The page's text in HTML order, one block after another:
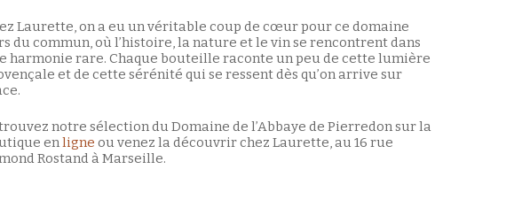
Laurette, on a eu un véritable coup de cœur pour ce domaine
du commun, où l’histoire, la nature et le vin se rencontrent dans
harmonie rare. Chaque bouteille raconte un peu de cette lumière
et de cette sérénité qui se ressent dès qu’on arrive sur
notre sélection du Domaine de l’Abbaye de Pierredon sur la
enligne ou venez la découvrir chez Laurette, au 16 rue
Rostand à Marseille.